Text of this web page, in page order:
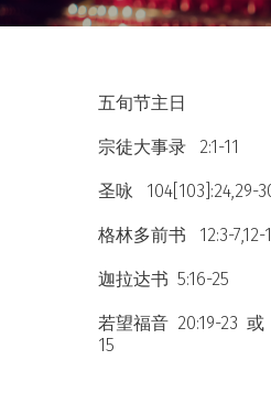
五旬节主日
宗徒大事录 2:1-11
圣咏 104[103]:24,29-
格林多前书 12:3-
迦拉达书 5:16-25
若望福音 20:19-23 或
15